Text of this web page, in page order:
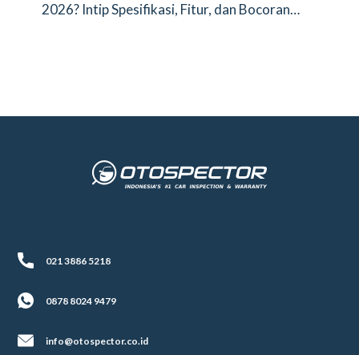
2026? Intip Spesifikasi, Fitur, dan Bocoran
021 3886 5218
0878 8024 9479
info@otospector.co.id